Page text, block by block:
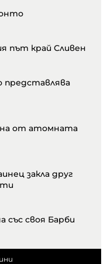
път край Сливен
представлява
от атомната
закла друг
своя Барби